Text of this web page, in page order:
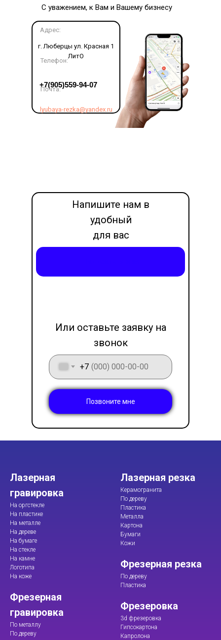
+7
Позвоните мне
Напишите нам в
удобный
для вас
месседжер
Или оставьте заявку на
звонок
С уважением, к Вам и Вашему бизнесу
Адрес:
г. Люберцы ул. Красная 1
ЛитО
Телефон:
+7(905)559-94-07
Почта:
lyubaya-rezka@yandex.ru
Лазерная
гравировка
На оргстекле
На пластике
На металле
На дереве
На бумаге
На стекле
На камне
Логотипа
На коже
Фрезерная
гравировка
По металлу
По дереву
Лазерная резка
Керамогранита
По дереву
Пластика
Металла
Картона
Бумаги
Кожи
Фрезерная резка
По дереву
Пластика
Фрезеровка
3d фрезеровка
Гипсокартона
Капролона